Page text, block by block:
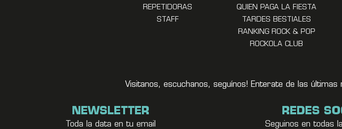
REPETIDORAS
STAFF
QUIEN PAGA LA FIESTA
TARDES BESTIALES
RANKING ROCK & POP
ROCKOLA CLUB
Visitanos, escuchanos, seguínos! Enterate de las
NEWSLETTER
Toda la data en tu email
REDES
Seguinos en todas